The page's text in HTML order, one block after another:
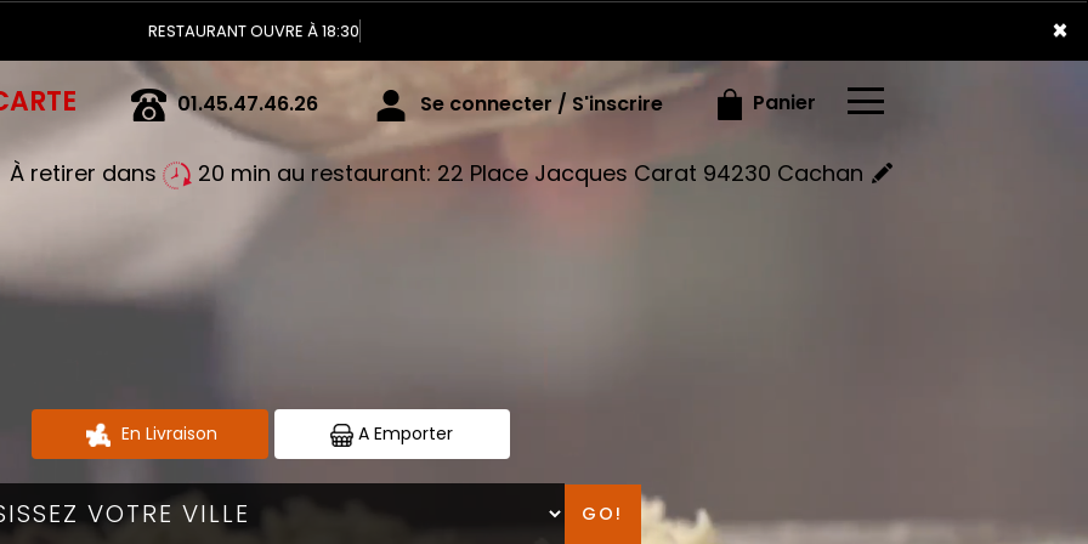
×
RESTAURANT OUVRE À 18:30
À retirer dans 20 min au restaurant: 22 Place Jacques Carat 94230 Cachan
01.45.47.46.26 Se connecter / S'inscrire Panier
×
En Livraison A Emporter
GO!